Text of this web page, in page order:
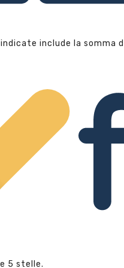
include la somma
5 stelle.